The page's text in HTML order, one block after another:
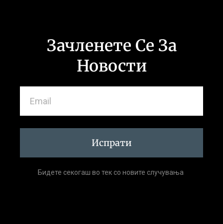
Зачленете Се За
Новости
Испрати
Бидете секогаш во тек со новите случувања